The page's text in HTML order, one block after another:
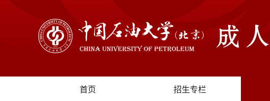
首页 招生专栏